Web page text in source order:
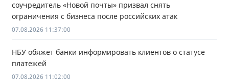
соучредитель «Новой почты» призвал снять
ограничения с бизнеса после российских атак
07.08.2026 11:37:00
НБУ обяжет банки информировать клиентов о статусе
платежей
07.08.2026 11:02:00